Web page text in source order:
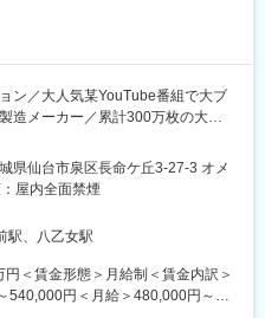
ます。
です。ただし、研修、社内の打ち
回程度
て研修を受けて頂き、配属部門の
キャッチアップ頂きます。最初は
次第に主体性を持った営業に先輩
／大人気某YouTube番組で大ブ
造メーカー／累計300万枚の大ヒ
も視野に拡大／賞与実績4.6ヶ月
能を上げるすごいシャツとして累
した。売れ行き好調のため、採用
台から世界進出する企業に入っ
県仙台市泉区長命ケ丘3-27-3 オメ
屋内全面禁煙
駅、八乙女駅
＜賃金形態＞月給制＜賃金内訳＞
540,000円＜月給＞480,000円～